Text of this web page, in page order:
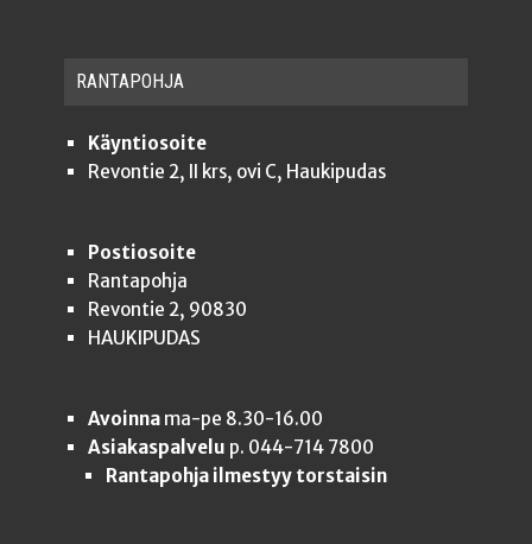
RAN­TA­POH­JA
Käyntiosoite
Revontie 2, II krs, ovi C, Haukipudas
Postiosoite
Rantapohja
Revontie 2, 90830
HAUKIPUDAS
Avoinnama-pe 8.30-16.00
Asiakaspalvelu p. 044-714 7800
Rantapohja ilmestyy torstaisin